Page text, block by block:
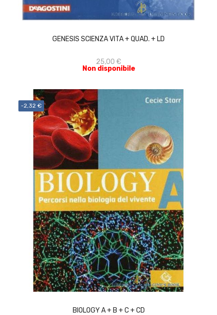
GENESIS SCIENZA VITA + QUAD. + LD
25,00 €
Non disponibile
ACQUISTA
-2,32 €
BIOLOGY A + B + C + CD
ACQUISTA